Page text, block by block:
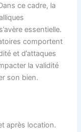
ce cadre, la
essentielle.
comportent
et d’attaques
la validité
son bien.
après location.